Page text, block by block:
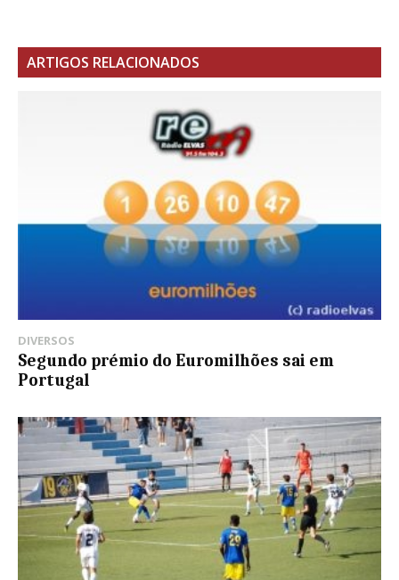
ARTIGOS RELACIONADOS
DIVERSOS
Segundo prémio do Euromilhões sai em
Portugal